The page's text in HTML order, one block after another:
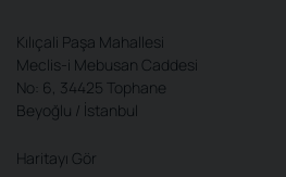
Kılıçali Paşa Mahallesi
Meclis-i Mebusan Caddesi
No: 6, 34425 Tophane
Beyoğlu / İstanbul
Haritayı Gör